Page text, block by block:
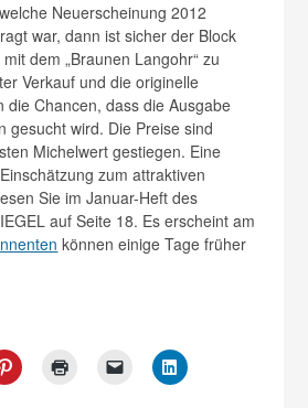
Neuerscheinung 2012
war, dann ist sicher der Block
dem „Braunen Langohr“ zu
Verkauf und die originelle
die Chancen, dass die Ausgabe
gesucht wird. Die Preise sind
Michelwert gestiegen. Eine
zum attraktiven
Sie im Januar-Heft des
auf Seite 18. Es erscheint am
können einige Tage früher